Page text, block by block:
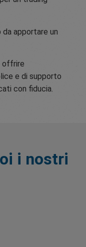
da apportare un
offrire
e di supporto
con fiducia.
i nostri